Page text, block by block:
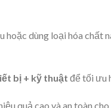
dùng loại hóa chất
bị + kỹ thuật để tối ưu
quả cao và an toàn